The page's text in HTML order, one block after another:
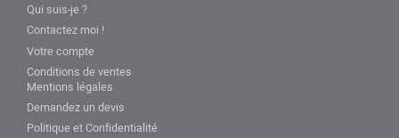
Qui suis-je ?
Contactez moi !
Votre compte
Conditions de ventes
Mentions légales
Demandez un devis
Politique et Confidentialité